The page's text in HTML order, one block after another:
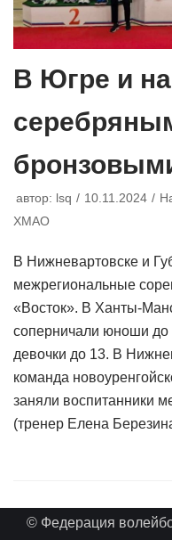
В Югре и
автор: lsq 10.11.2024
ХМАО
В Нижневартовске и
межрегиональные
«Восток». В Ханты-
соперничали юноши
девочки до 13. В
команда
заняли воспитанники
(тренер Елена
© Федерация